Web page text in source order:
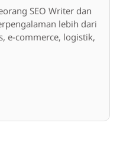
SEO Writer dan
lebih dari
e-commerce, logistik,